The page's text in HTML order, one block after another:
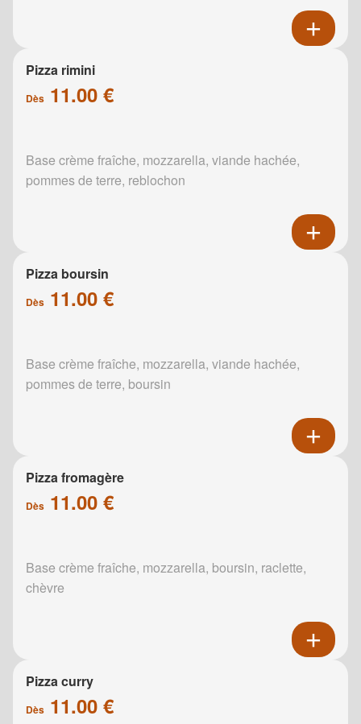
Pizza rimini
Dès 11.00 €
Base crème fraîche, mozzarella, viande hachée,
pommes de terre, reblochon
Pizza boursin
Dès 11.00 €
Base crème fraîche, mozzarella, viande hachée,
pommes de terre, boursin
Pizza fromagère
Dès 11.00 €
Base crème fraîche, mozzarella, boursin, raclette,
chèvre
Pizza curry
Dès 11.00 €